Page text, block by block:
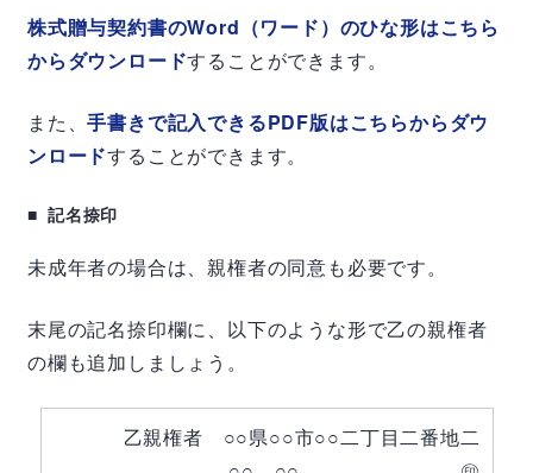
株式贈与契約書のWord（ワード）のひな形はこちら
からダウンロードすることができます。
また、手書きで記入できるPDF版はこちらからダウ
ンロードすることができます。
記名捺印
未成年者の場合は、親権者の同意も必要です。
末尾の記名捺印欄に、以下のような形で乙の親権者
の欄も追加しましょう。
乙親権者 ○○県○○市○○二丁目二番地二